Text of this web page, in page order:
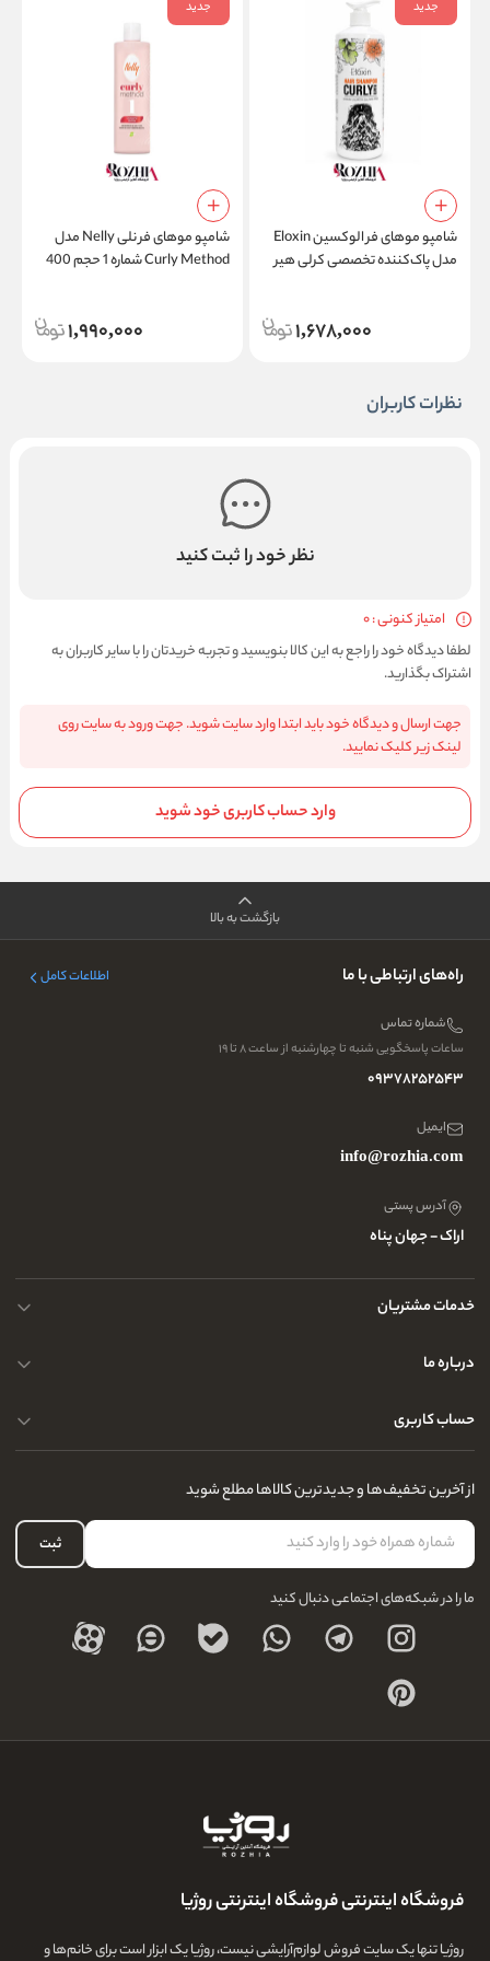
جدید
شامپو موهای فر الوکسین Eloxin
مدل پاک‌کننده تخصصی کرلی هیر
1,678,000
جدید
شامپو موهای فر نلی Nelly مدل
Curly Method شماره 1 حجم 400
1,990,000
نظرات کاربران
نظر خود را ثبت کنید
امتیاز کنونی : 0
لطفا دیدگاه خود را راجع به این کالا بنویسید و تجربه خریدتان را با سایر کاربران به
اشتراک بگذارید.
جهت ارسال و دیدگاه خود باید ابتدا وارد سایت شوید. جهت ورود به سایت روی
لینک زیر کلیک نمایید.
وارد حساب کاربری خود شوید
بازگشت به بالا
راه‌های ارتباطی با ما اطلاعات کامل
شماره تماس
ساعات پاسخگویی شنبه تا چهارشنبه از ساعت ۸ تا ۱۹
09378252543
ایمیل
info@rozhia.com
آدرس پستی
اراک - جهان پناه
خدمات مشتریان
حریم خصوصی کاربران
تماس با ما
درباره ما
سوالات متداول
آدرس فروشگاه
نحوه ارسال کالا
نحوه بازگشت کالا
درباره ما
حساب کاربری
لیست علاقه‌مندی
حساب کاربری
از آخرین تخفیف‌ها و جدیدترین کالاها مطلع شوید
ثبت
ما را در شبکه‌های اجتماعی دنبال کنید
فروشگاه اینترنتی فروشگاه اینترنتی روژیا
روژیا تنها یک سایت فروش لوازم‌آرایشی نیست، روژیا یک ابزار است برای خانم‌ها و